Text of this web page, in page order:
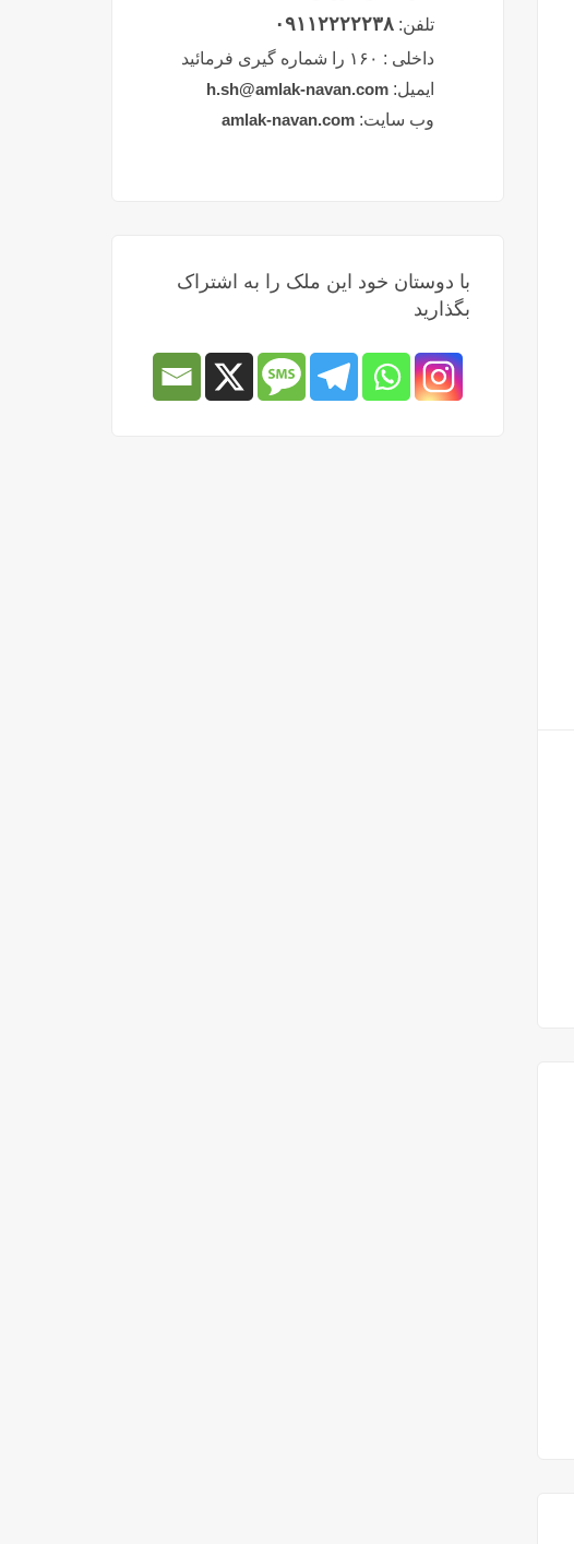
تلفن: ۰۹۱۱۲۲۲۲۲۳۸
داخلی : ۱۶۰ را شماره گیری فرمائید
ایمیل: h.sh@amlak-navan.com
وب سایت: amlak-navan.com
با دوستان خود این ملک را به اشتراک
بگذارید